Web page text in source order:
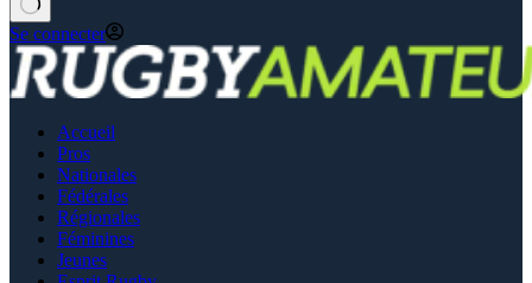
Se connecter
Accueil
Pros
Nationales
Fédérales
Régionales
Féminines
Jeunes